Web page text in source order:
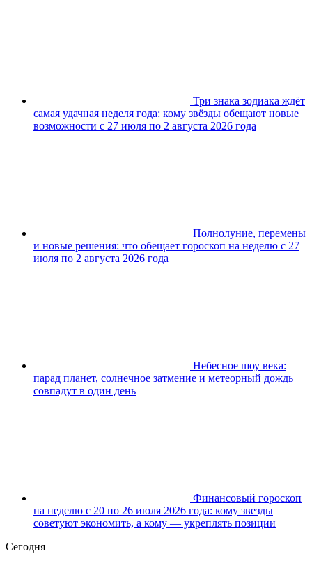
Три знака зодиака ждёт
самая удачная неделя года: кому звёзды обещают новые
возможности с 27 июля по 2 августа 2026 года
Полнолуние, перемены
и новые решения: что обещает гороскоп на неделю с 27
июля по 2 августа 2026 года
Небесное шоу века:
парад планет, солнечное затмение и метеорный дождь
совпадут в один день
Финансовый гороскоп
на неделю с 20 по 26 июля 2026 года: кому звезды
советуют экономить, а кому — укреплять позиции
Сегодня